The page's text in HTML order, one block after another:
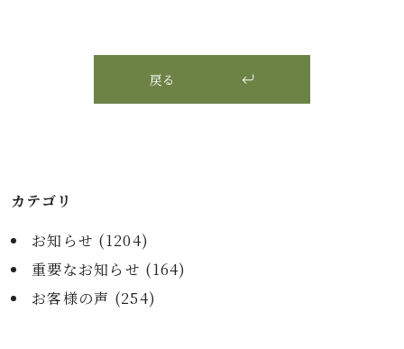
戻る
カテゴリ
お知らせ (1204)
重要なお知らせ (164)
お客様の声 (254)